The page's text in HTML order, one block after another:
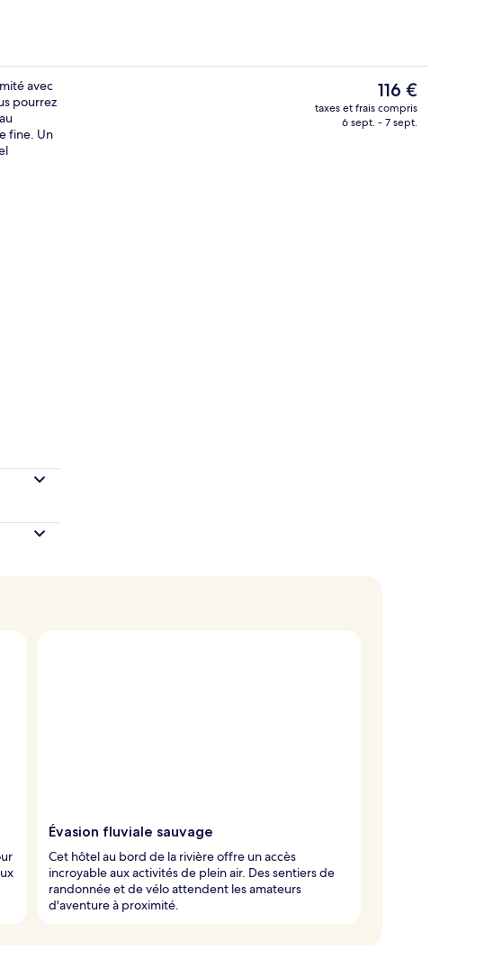
Salle de remise en forme
avec
pourrez
fine. Un
Le
prix
actuel
116 €
taxes et frais compris
6 sept. - 7 sept.
Évasion fluviale sauvage
Cet hôtel au bord de la rivière offre un accès
incroyable aux activités de plein air. Des sentiers de
randonnée et de vélo attendent les amateurs
d'aventure à proximité.